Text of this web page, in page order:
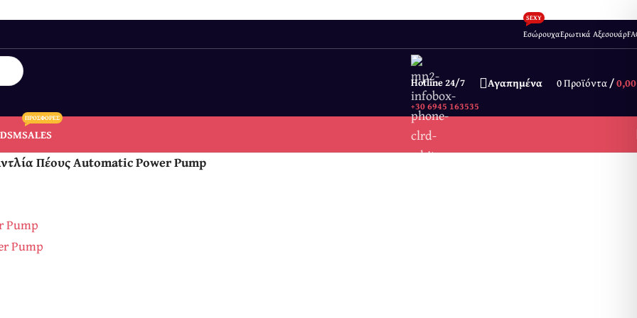
Εσώρουχα
SEXY
Ερωτικά Αξεσουάρ
Hotline 24/7
+30 6945 163535
Αγαπημένα 0Προϊόντα/
SALES
ΠΡΟΣΦΟΡΕΣ
Πέους Automatic Power Pump